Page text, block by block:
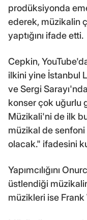
prodüksiyonda
ederek, müzikalin
yaptığını ifade etti.
Cepkin,
ilkini yine İstanbul
ve Sergi
konser çok uğurlu
Müzikali'ni de ilk
müzikal de senfoni
olacak." ifadesini
Yapımcılığını
üstlendiği
müzikleri ise